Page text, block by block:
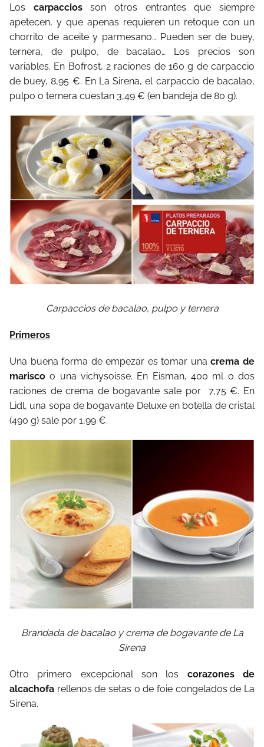
Los carpacciosson otros entrantes que siempre
apetecen, y que apenas requieren un retoque con un
chorrito de aceite y parmesano… Pueden ser de buey,
ternera, de pulpo, de bacalao… Los precios son
variables. En Bofrost, 2 raciones de 160 g de carpaccio
de buey, 8,95 €. En La Sirena, el carpaccio de bacalao,
pulpo o ternera cuestan 3,49 € (en bandeja de 80 g).
Carpaccios de bacalao, pulpo y ternera
Primeros
Una buena forma de empezar es tomar unacrema de
marisco o una vichysoisse. En Eisman, 400 ml o dos
raciones de crema de bogavante sale por 7,75 €. En
Lidl, una sopa de bogavante Deluxe en botella de cristal
(490 g) sale por 1,99 €.
Brandada de bacalao y crema de bogavante de La
Sirena
Otro primero excepcional son los corazones de
alcachofa rellenos de setas o de foie congelados de La
Sirena.